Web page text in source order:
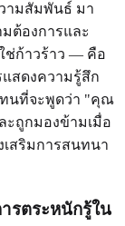
ามสัมพันธ์ มา
ต้องการและ
ช่ก้าวร้าว — คือ
สดงความรู้สึก
ทนที่จะพูดว่า "คุณ
ะถูกมองข้ามเมื่อ
สริมการสนทนา
รตระหนักรู้ใน